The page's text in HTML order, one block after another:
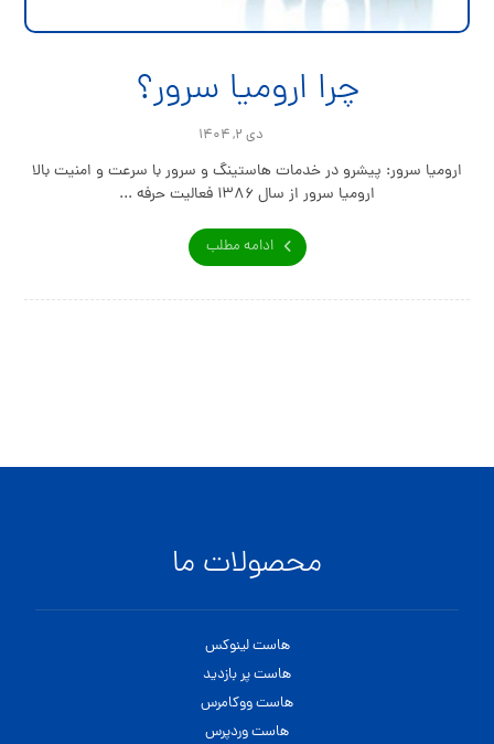
چرا ارومیا سرور؟
دی ۲, ۱۴۰۴
ارومیا سرور: پیشرو در خدمات هاستینگ و سرور با سرعت و امنیت بالا
ارومیا سرور از سال ۱۳۸۶ فعالیت حرفه‌ ...
ادامه مطلب
محصولات ما
هاست لینوکس
هاست پر بازدید
هاست ووکامرس
هاست وردپرس